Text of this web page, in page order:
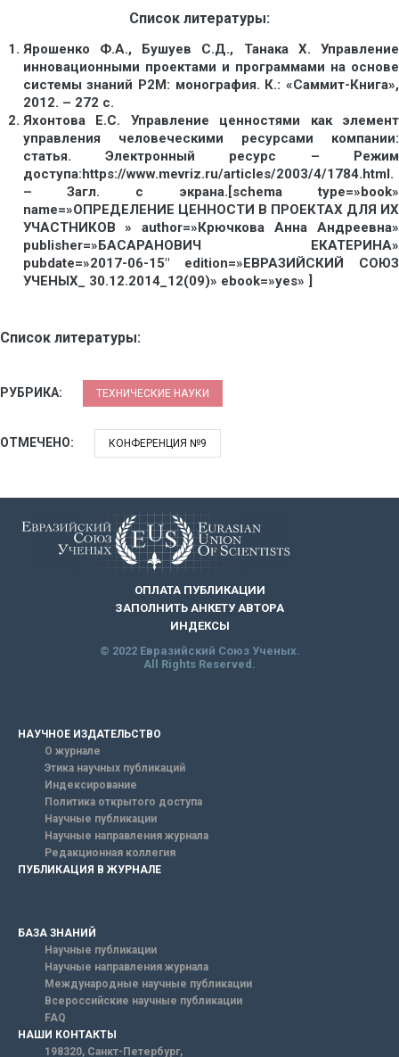
Список литературы:
Ярошенко Ф.А., Бушуев С.Д., Танака Х. Управление
инновационными проектами и программами на основе
системы знаний P2M: монография. К.: «Саммит-Книга»,
2012. – 272 с.
Яхонтова Е.С. Управление ценностями как элемент
управления человеческими ресурсами компании:
статья. Электронный ресурс – Режим
доступа:https://www.mevriz.ru/articles/2003/4/1784.html.
– Загл. с экрана.[schema type=»book»
name=»ОПРЕДЕЛЕНИЕ ЦЕННОСТИ В ПРОЕКТАХ ДЛЯ ИХ
УЧАСТНИКОВ » author=»Крючкова Анна Андреевна»
publisher=»БАСАРАНОВИЧ ЕКАТЕРИНА»
pubdate=»2017-06-15″ edition=»ЕВРАЗИЙСКИЙ СОЮЗ
УЧЕНЫХ_ 30.12.2014_12(09)» ebook=»yes» ]
Список литературы:
РУБРИКА: ТЕХНИЧЕСКИЕ НАУКИ
ОТМЕЧЕНО: КОНФЕРЕНЦИЯ №9
ОПЛАТА ПУБЛИКАЦИИ
ЗАПОЛНИТЬ АНКЕТУ АВТОРА
ИНДЕКСЫ
© 2022 Евразийский Союз Ученых.
All Rights Reserved.
НАУЧНОЕ ИЗДАТЕЛЬСТВО
О журнале
Этика научных публикаций
Индексирование
Политика открытого доступа
Научные публикации
Научные направления журнала
Редакционная коллегия
ПУБЛИКАЦИЯ В ЖУРНАЛЕ
БАЗА ЗНАНИЙ
Научные публикации
Научные направления журнала
Международные научные публикации
Всероссийские научные публикации
FAQ
НАШИ КОНТАКТЫ
198320, Санкт-Петербург,